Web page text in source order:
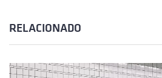
RELACIONADO